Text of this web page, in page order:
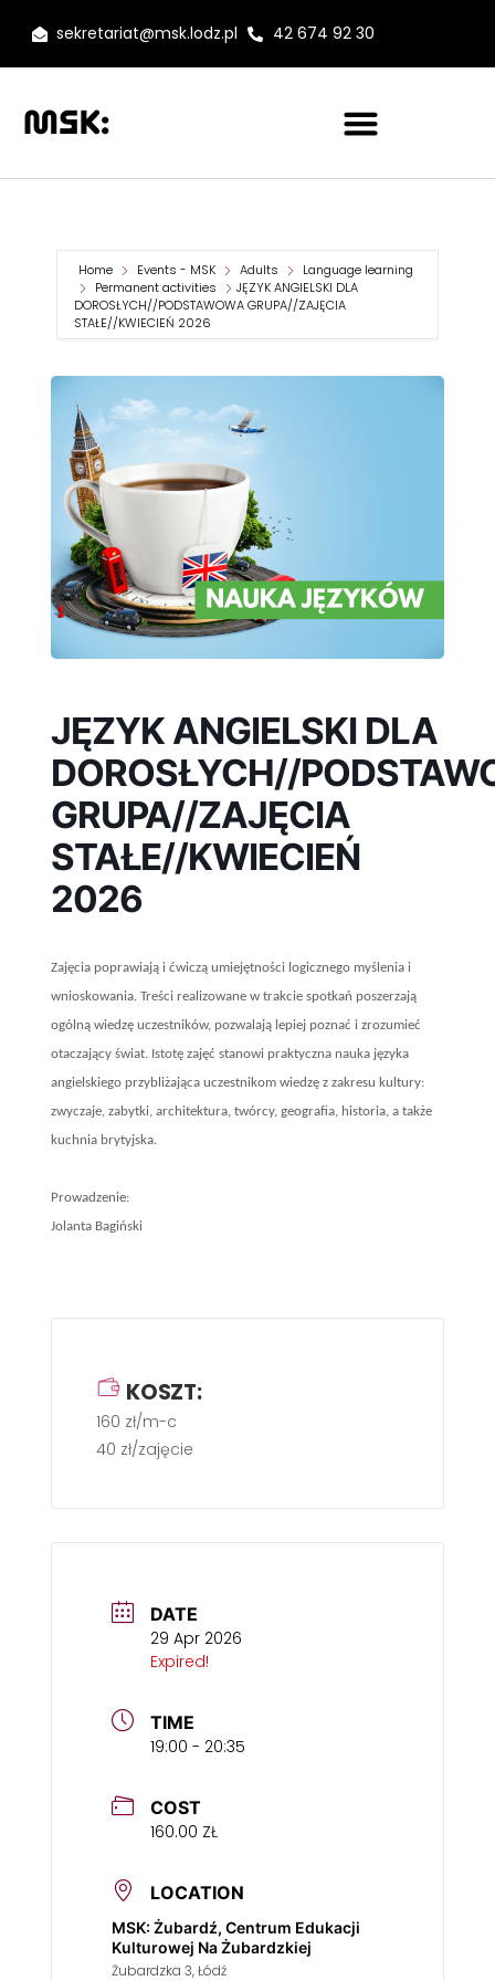
sekretariat@msk.lodz.pl 42 674 92 30
Home Events - MSK Adults
Language learning
Permanent activities
JĘZYK ANGIELSKI DLA
DOROSŁYCH//PODSTAWOWA GRUPA//ZAJĘCIA
STAŁE//KWIECIEŃ 2026
JĘZYK ANGIELSKI DLA
DOROSŁYCH//
GRUPA//ZAJĘCIA
STAŁE//KWIECIEŃ
2026
Zajęcia poprawiają i ćwiczą umiejętności logicznego myślenia i
wnioskowania. Treści realizowane w trakcie spotkań poszerzają
ogólną wiedzę uczestników, pozwalają lepiej poznać i zrozumieć
otaczający świat. Istotę zajęć stanowi praktyczna nauka języka
angielskiego przybliżająca uczestnikom wiedzę z zakresu kultury:
zwyczaje, zabytki, architektura, twórcy, geografia, historia, a także
kuchnia brytyjska.
Prowadzenie:
Jolanta Bagiński
KOSZT:
160 zł/m-c
40 zł/zajęcie
DATE
29 Apr 2026
Expired!
TIME
19:00 - 20:35
COST
160.00 ZŁ
LOCATION
MSK: Żubardź, Centrum Edukacji
Kulturowej Na Żubardzkiej
Żubardzka 3, Łódź